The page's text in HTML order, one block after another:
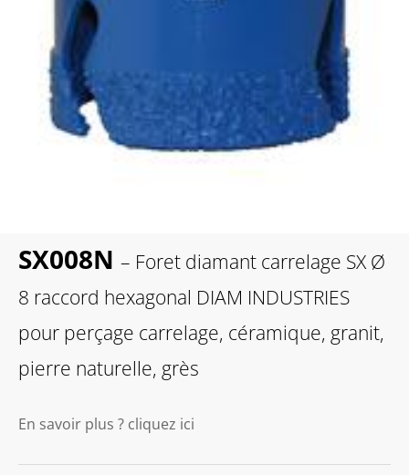
SX008N – Foret diamant carrelage SX Ø
8 raccord hexagonal DIAM INDUSTRIES
pour perçage carrelage, céramique, granit,
pierre naturelle, grès
En savoir plus ? cliquez ici